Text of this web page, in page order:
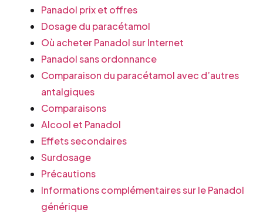
Panadol prix et offres
Dosage du paracétamol
Où acheter Panadol sur Internet
Panadol sans ordonnance
Comparaison du paracétamol avec d’autres
antalgiques
Comparaisons
Alcool et Panadol
Effets secondaires
Surdosage
Précautions
Informations complémentaires sur le Panadol
générique